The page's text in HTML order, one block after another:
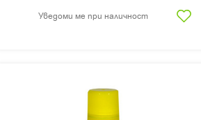
Уведоми ме при наличност